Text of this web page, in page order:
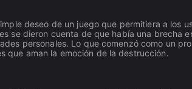
deseo de un juego que permitiera a los
se dieron cuenta de que había una brecha
personales. Lo que comenzó como un
que aman la emoción de la destrucción.